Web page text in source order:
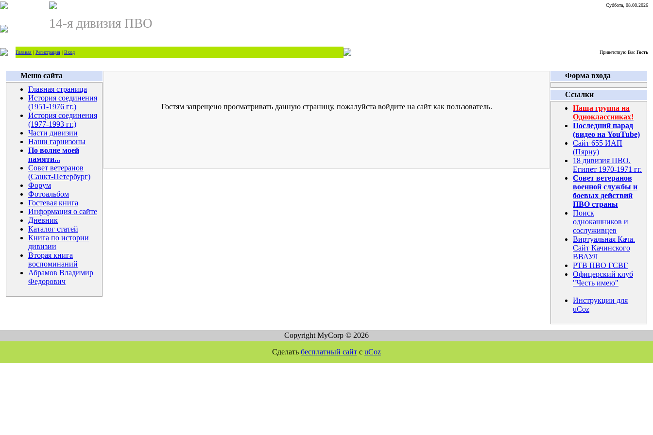
Суббота, 08.08.2026
14-я дивизия ПВО
Главная | Регистрация | Вход Приветствую Вас Гость
Меню сайта
Главная страница
История соединения
(1951-1976 гг.)
История соединения
(1977-1993 гг.)
Части дивизии
Наши гарнизоны
По волне моей
памяти...
Совет ветеранов
(Санкт-Петербург)
Форум
Фотоальбом
Гостевая книга
Информация о сайте
Дневник
Каталог статей
Книга по истории
дивизии
Вторая книга
воспоминаний
Абрамов Владимир
Федорович
Гостям запрещено просматривать данную страницу, пожалуйста войдите на сайт как пользователь.
Форма входа
Ссылки
Наша группа на
Одноклассниках!
Последний парад
(видео на YouTube)
Сайт 655 ИАП
(Пярну)
18 дивизия ПВО.
Египет 1970-1971 гг.
Совет ветеранов
военной службы и
боевых действий
ПВО страны
Поиск
однокашников и
сослуживцев
Виртуальная Кача.
Сайт Качинского
ВВАУЛ
РТВ ПВО ГСВГ
Офицерский клуб
"Честь имею"
Инструкции для
uCoz
Copyright MyCorp © 2026
Сделать бесплатный сайт с uCoz